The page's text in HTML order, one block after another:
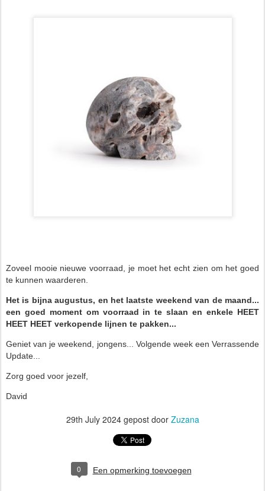
Zoveel mooie nieuwe voorraad, je moet het echt zien om het goed
te kunnen waarderen.
Het is bijna augustus, en het laatste weekend van de maand...
een goed moment om voorraad in te slaan en enkele HEET
HEET HEET verkopende lijnen te pakken...
Geniet van je weekend, jongens... Volgende week een Verrassende
Update...
Zorg goed voor jezelf,
David
29th July 2024gepost door Zuzana
0 Een opmerking toevoegen